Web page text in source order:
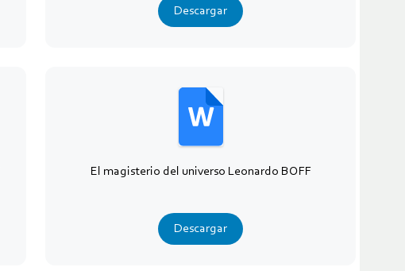
Descargar
El magisterio del universo Leonardo BOFF
Descargar